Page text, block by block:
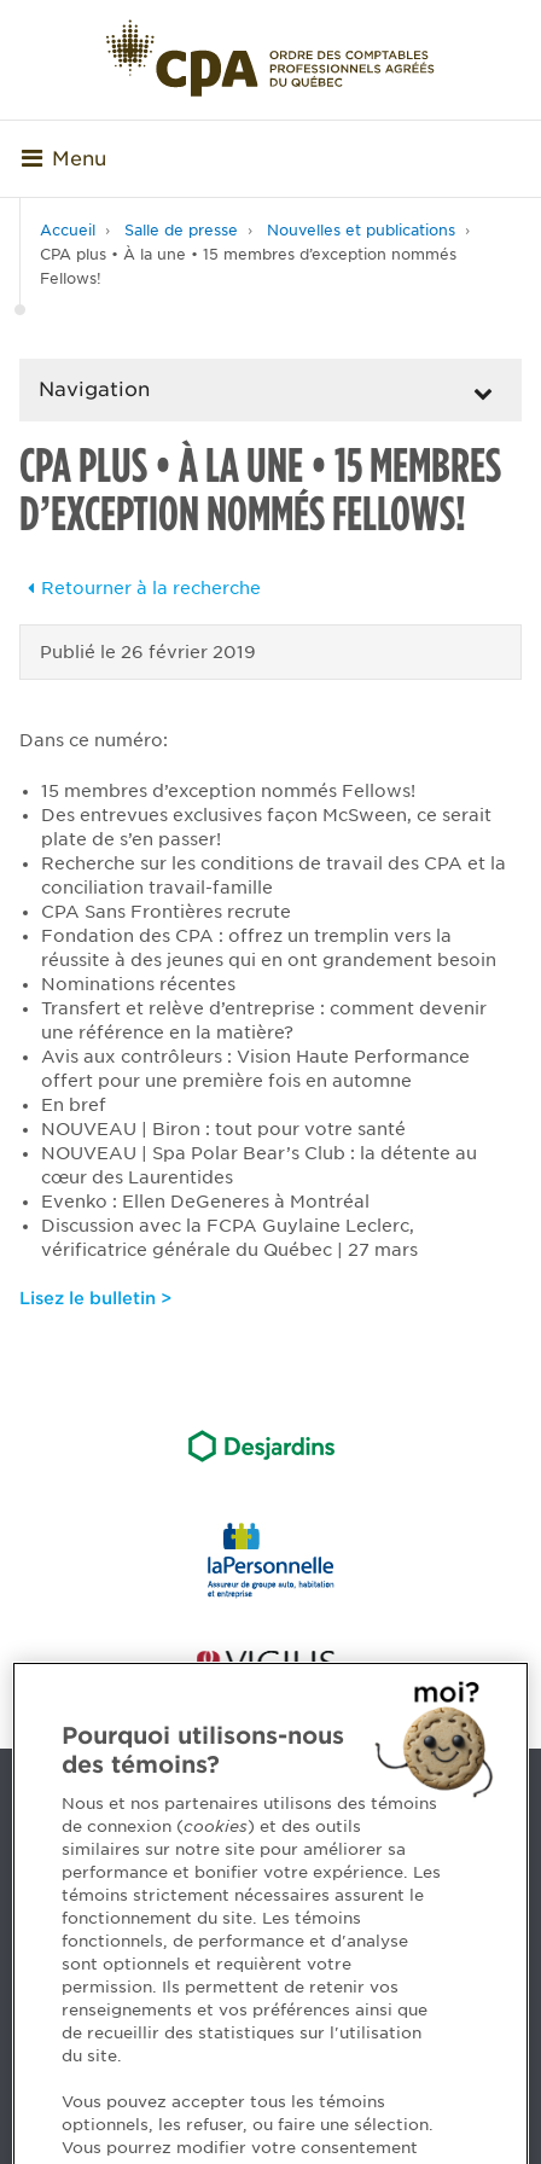
Menu
Accueil Salle de presse
Nouvelles et publications
CPA plus • À la une • 15 membres d’exception nommés
Fellows!
Navigation
CPA PLUS • À LA UNE • 15 MEMBRES
D’EXCEPTION NOMMÉS FELLOWS!
Retourner à la recherche
Publié le 26 février 2019
Dans ce numéro:
15 membres d’exception nommés Fellows!
Des entrevues exclusives façon McSween, ce serait
plate de s’en passer!
Recherche sur les conditions de travail des CPA et la
conciliation travail-famille
CPA Sans Frontières recrute
Fondation des CPA : offrez un tremplin vers la
réussite à des jeunes qui en ont grandement besoin
Nominations récentes
Transfert et relève d’entreprise : comment devenir
une référence en la matière?
Avis aux contrôleurs : Vision Haute Performance
offert pour une première fois en automne
En bref
NOUVEAU | Biron : tout pour votre santé
NOUVEAU | Spa Polar Bear’s Club : la détente au
cœur des Laurentides
Evenko : Ellen DeGeneres à Montréal
Discussion avec la FCPA Guylaine Leclerc,
vérificatrice générale du Québec | 27 mars
Lisez le bulletin >
Nous joindre
5, Place Ville Marie, bureau 800, Montréal (Québec)
H3B 2G2
www.cpaquebec.ca
Des questions? Faites appel à notre équipe >
Envie de mettre de l’Ordre dans votre carrière? Voyez
les postes disponibles >
Facebook - Devenir CPA
Instagram
Pourquoi utilisons-nous
des témoins?
Nous et nos partenaires utilisons des témoins
de connexion (cookies) et des outils
similaires sur notre site pour améliorer sa
performance et bonifier votre expérience. Les
témoins strictement nécessaires assurent le
fonctionnement du site. Les témoins
fonctionnels, de performance et d'analyse
sont optionnels et requièrent votre
permission. Ils permettent de retenir vos
renseignements et vos préférences ainsi que
de recueillir des statistiques sur l'utilisation
du site.
Vous pouvez accepter tous les témoins
optionnels, les refuser, ou faire une sélection.
Vous pourrez modifier votre consentement